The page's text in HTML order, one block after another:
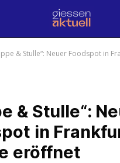
& Stulle“: Neuer Foodspot in
& Stulle“:
in
eröffnet